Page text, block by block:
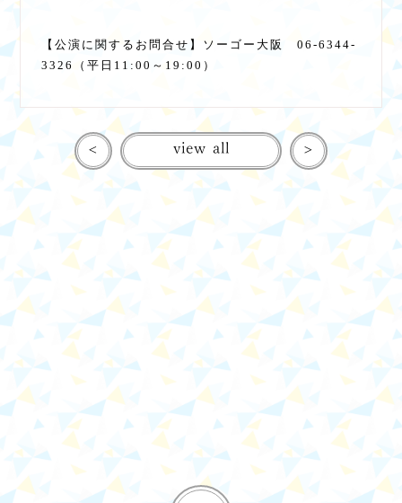
【公演に関するお問合せ】ソーゴー大阪 06-6344-
3326（平日11:00～19:00）
< view all >